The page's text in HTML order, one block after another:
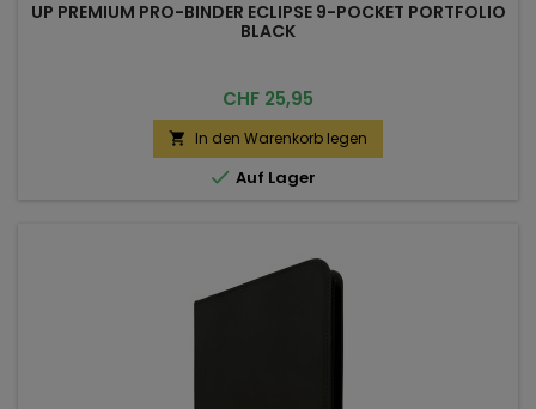
UP PREMIUM PRO-BINDER ECLIPSE 9-POCKET PORTFOLIO
BLACK
Preis
CHF 25,95
 In den Warenkorb legen
 Auf Lager